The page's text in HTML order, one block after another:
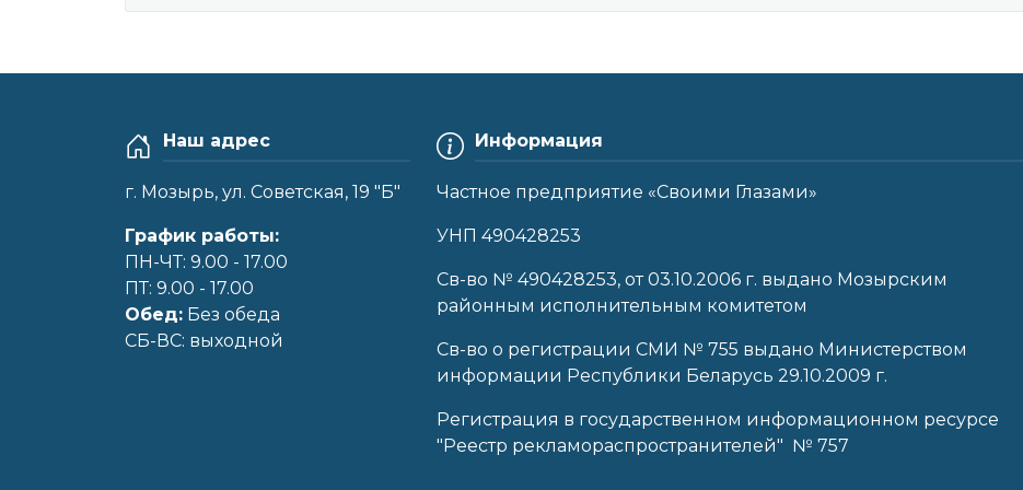
Наш адрес
г. Мозырь, ул. Советская, 19 "Б"
График работы:
ПН-ЧТ: 9.00 - 17.00
ПТ: 9.00 - 17.00
Обед: Без обеда
CБ-ВС: выходной
Информация
Частное предприятие «Своими Глазами»
УНП 490428253
Cв-во № 490428253, от 03.10.2006 г. выдано Мозырским
районным исполнительным комитетом
Св-во о регистрации СМИ № 755 выдано Министерством
информации Республики Беларусь 29.10.2009 г.
Регистрация в государственном информационном ресурсе
"Реестр рекламораспространителей" № 757